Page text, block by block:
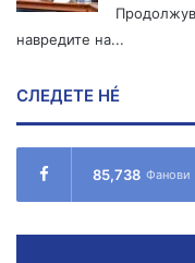
навредите на...
СЛЕДЕТЕ НÉ
85,738 Фанови